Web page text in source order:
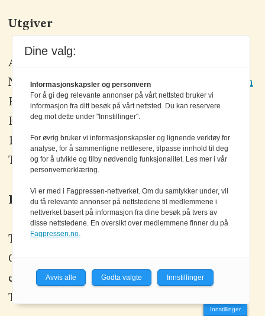
Utgiver
Ansvarlig redaktør:
Nett- og grafisk produksjon:
Bjørn Ø. Andersen
Elektronikkforlaget AS,
Postboks 570,
1302 SANDVIKA
Telefon: 67 80 42 80
Kontakt oss
Tlf: +47 67 80 42 80
Olav Brunborgs vei 6, 1396 Billingstad
epost:
elektronikk@elektronikkforlaget.no
Tips oss:
Innstillinger
Dine valg:
Informasjonskapsler og personvern
For å gi deg relevante annonser på vårt nettsted bruker vi
informasjon fra ditt besøk på vårt nettsted. Du kan reservere
deg mot dette under "Innstillinger".
For øvrig bruker vi informasjonskapsler og lignende verktøy for
analyse, for å sammenligne nettlesere, tilpasse innhold til deg
og for å utvikle og tilby nødvendig funksjonalitet. Les mer i vår
personvernerklæring.
Vi er med i Fagpressen-nettverket. Om du samtykker under, vil
du få relevante annonser på nettstedene til medlemmene i
nettverket basert på informasjon fra dine besøk på tvers av
disse nettstedene. En oversikt over medlemmene finner du på
Fagpressen.no.
Avvis alle Godta valgte Innstillinger